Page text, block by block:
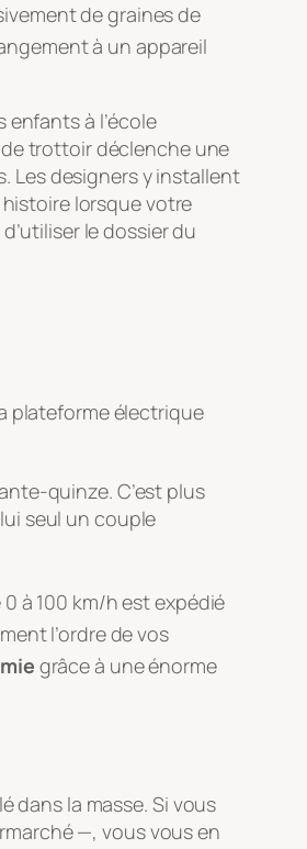
de graines de
à un appareil
enfants à l’école
trottoir déclenche une
Les designers y installent
lorsque votre
le dossier du
plateforme électrique
quinze. C’est plus
seul un couple
0 à 100 km/h est expédié
l’ordre de vos
grâce à une énorme
dans la masse. Si vous
—, vous vous en